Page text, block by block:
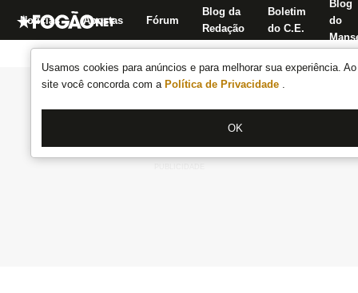
Usamos cookies para anúncios e para melhorar sua experiência.
site você concorda com a Política de Privacidade .
OK
Notícias Apostas Fórum
Blog da
Redação
Boletim
do C.E.
Blog
do